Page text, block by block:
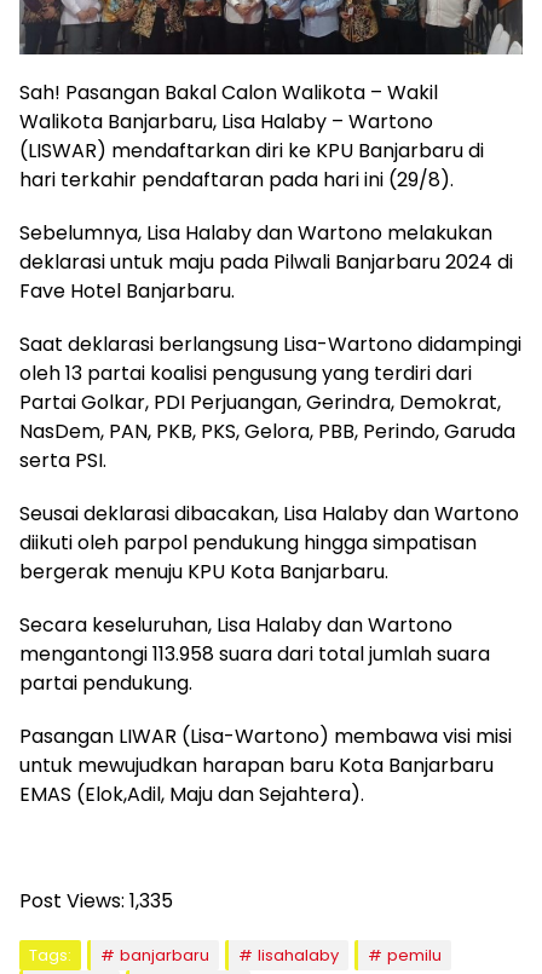
Sah! Pasangan Bakal Calon Walikota – Wakil
Walikota Banjarbaru, Lisa Halaby – Wartono
(LISWAR) mendaftarkan diri ke KPU Banjarbaru di
hari terkahir pendaftaran pada hari ini (29/8).
Sebelumnya, Lisa Halaby dan Wartono melakukan
deklarasi untuk maju pada Pilwali Banjarbaru 2024 di
Fave Hotel Banjarbaru.
Saat deklarasi berlangsung Lisa-Wartono didampingi
oleh 13 partai koalisi pengusung yang terdiri dari
Partai Golkar, PDI Perjuangan, Gerindra, Demokrat,
NasDem, PAN, PKB, PKS, Gelora, PBB, Perindo, Garuda
serta PSI.
Seusai deklarasi dibacakan, Lisa Halaby dan Wartono
diikuti oleh parpol pendukung hingga simpatisan
bergerak menuju KPU Kota Banjarbaru.
Secara keseluruhan, Lisa Halaby dan Wartono
mengantongi 113.958 suara dari total jumlah suara
partai pendukung.
Pasangan LIWAR (Lisa-Wartono) membawa visi misi
untuk mewujudkan harapan baru Kota Banjarbaru
EMAS (Elok,Adil, Maju dan Sejahtera).
Post Views: 1,335
Tags: banjarbaru lisahalaby
pemilu